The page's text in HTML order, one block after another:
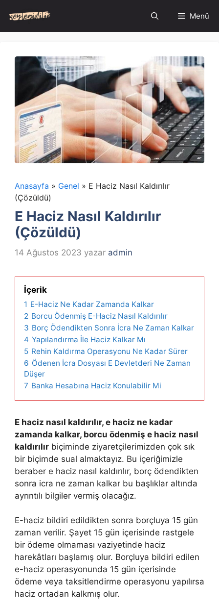
atla
Menü
Anasayfa » Genel » E Haciz Nasıl Kaldırılır
(Çözüldü)
E Haciz Nasıl Kaldırılır
(Çözüldü)
14 Ağustos 2023 yazar admin
İçerik
1 E-Haciz Ne Kadar Zamanda Kalkar
2 Borcu Ödenmiş E-Haciz Nasıl Kaldırılır
3 Borç Ödendikten Sonra İcra Ne Zaman Kalkar
4 Yapılandırma İle Haciz Kalkar Mı
5 Rehin Kaldırma Operasyonu Ne Kadar Sürer
6 Ödenen İcra Dosyası E Devletderi Ne Zaman
Düşer
7 Banka Hesabına Haciz Konulabilir Mi
E haciz nasıl kaldırılır, e haciz ne kadar
zamanda kalkar, borcu ödenmiş e haciz nasıl
kaldırılır biçiminde ziyaretçilerimizden çok sık
bir biçimde sual almaktayız. Bu içeriğimizle
beraber e haciz nasıl kaldırılır, borç ödendikten
sonra icra ne zaman kalkar bu başlıklar altında
ayrıntılı bilgiler vermiş olacağız.
E-haciz bildiri edildikten sonra borçluya 15 gün
zaman verilir. Şayet 15 gün içerisinde rastgele
bir ödeme olmaması vaziyetinde haciz
harekâtları başlamış olur. Borçluya bildiri edilen
e-haciz operasyonunda 15 gün içerisinde
ödeme veya taksitlendirme operasyonu yapılırsa
haciz ortadan kalkmış olur.